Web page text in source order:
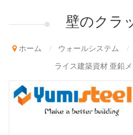
壁のクラ
ホーム / ウォールシステム /
ライス建築資材 亜鉛